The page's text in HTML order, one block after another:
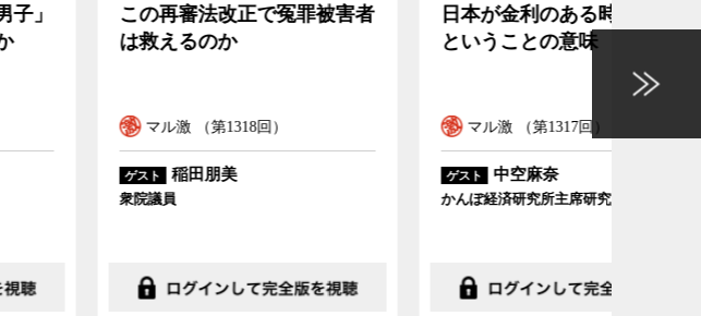
この再審法改正で冤罪被害者
は救えるのか
マル激 （第1318回）
日本が金利のある時代に戻る
ということの意味
マル激 （第1317回）
かんぽ経済研究所主席研究員
ル